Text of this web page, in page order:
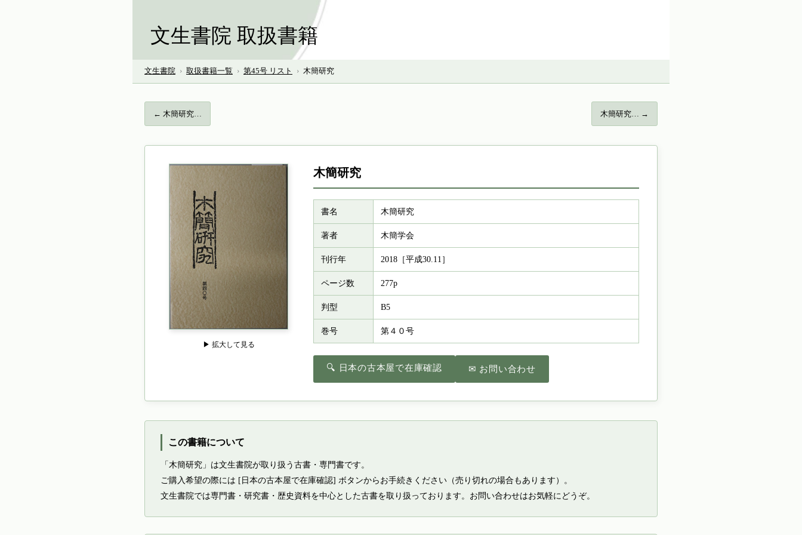
文生書院 取扱書籍
文生書院 › 取扱書籍一覧 › 第45号 リスト › 木簡研究
← 木簡研究… 木簡研究… →
▶ 拡大して見る
木簡研究
書名 木簡研究
著者 木簡学会
刊行年 2018［平成30.11］
ページ数 277p
判型 B5
巻号 第４０号
🔍 日本の古本屋で在庫確認 ✉ お問い合わせ
この書籍について
「木簡研究」は文生書院が取り扱う古書・専門書です。
ご購入希望の際には [日本の古本屋で在庫確認] ボタンからお手続きください（売り切れの場合もあります）。
文生書院では専門書・研究書・歴史資料を中心とした古書を取り扱っております。お問い合わせはお気軽にどうぞ。